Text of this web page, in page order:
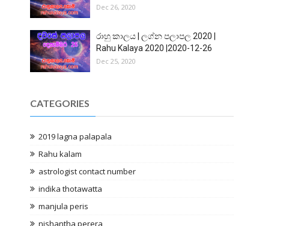
Dec 26, 2020
රාහු කාලය | ලග්න පලාපල 2020 |
Rahu Kalaya 2020 |2020-12-26
Dec 25, 2020
CATEGORIES
2019 lagna palapala
Rahu kalam
astrologist contact number
indika thotawatta
manjula peris
nishantha perera